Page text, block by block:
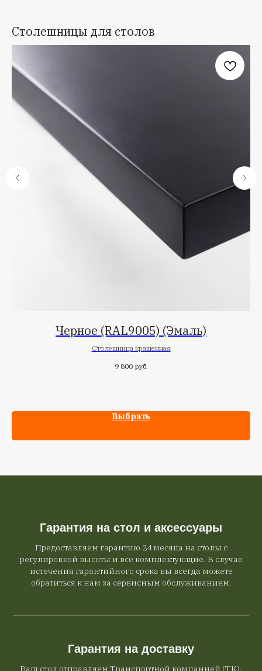
Столешницы для столов
Черное (RAL9005) (Эмаль)
Столешница крашенная
9 800 руб.
Выбрать
Гарантия на стол и аксессуары
Предоставляем гарантию 24 месяца на столы с
регулировкой высоты и все комплектующие. В случае
истечения гарантийного срока вы всегда можете
обратиться к нам за сервисным обслуживанием.
Гарантия на доставку